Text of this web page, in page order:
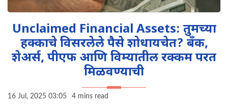
Unclaimed Financial Assets: तुमच्या
हक्काचे विसरलेले पैसे शोधायचेत? बँक,
शेअर्स, पीएफ आणि विम्यातील रक्कम परत
मिळवण्याची
16 Jul, 2025 03:05 4 mins read